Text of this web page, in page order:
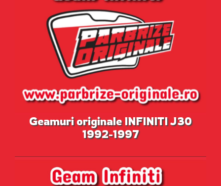
Geamuri originale INFINITI J30
1992-1997